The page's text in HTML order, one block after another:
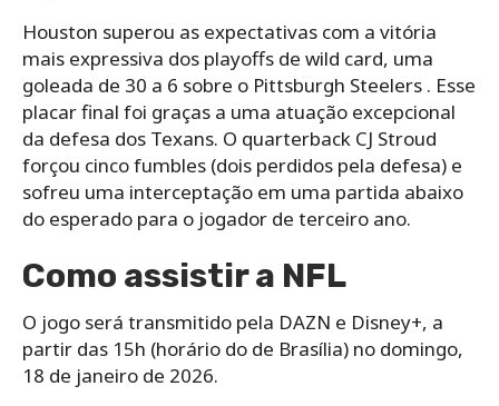
Houston superou as expectativas com a vitória
mais expressiva dos playoffs de wild card, uma
goleada de 30 a 6 sobre o Pittsburgh Steelers . Esse
placar final foi graças a uma atuação excepcional
da defesa dos Texans. O quarterback CJ Stroud
forçou cinco fumbles (dois perdidos pela defesa) e
sofreu uma interceptação em uma partida abaixo
do esperado para o jogador de terceiro ano.
Como assistir a NFL
O jogo será transmitido pela DAZN e Disney+, a
partir das 15h (horário do de Brasília) no domingo,
18 de janeiro de 2026.